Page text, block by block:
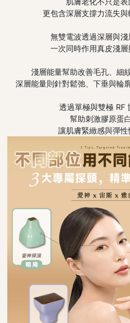
更包含深層支撐力流失
無雙電波透過深層與
一次同時作用真皮淺
淺層能量幫助改善毛孔、細
深層能量則針對鬆弛、下垂與輪
透過單極與雙極 RF
幫助刺激膠原蛋
讓肌膚緊緻感與彈性